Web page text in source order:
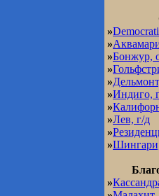
»
»
»Бонжур,
»
»
»Индиго,
»
»Лев, г/д
»
»
»